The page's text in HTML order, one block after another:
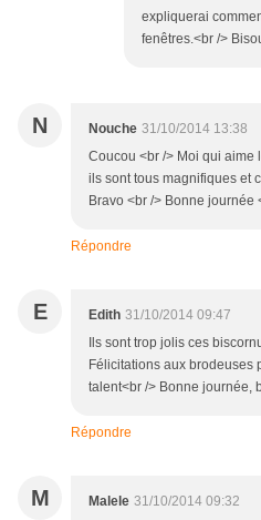
expliquerai
fenêtres.<br />
N Nouche 31/10/2014 13:38
Coucou <br /> Moi qui aime
ils sont tous magnifiques et
Bravo <br /> Bonne journée
Répondre
E Edith 31/10/2014 09:47
Ils sont trop jolis ces
Félicitations aux brodeuses
talent<br /> Bonne journée,
Répondre
M Malele 31/10/2014 09:32